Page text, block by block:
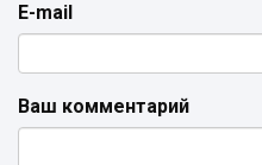
E-mail
Ваш комментарий